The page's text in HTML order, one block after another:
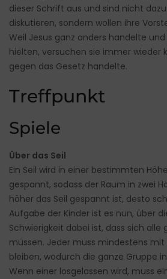
dieser Schrift aus und sind nicht
diskutieren, sondern wollen ihre
Weil Jesus ganz anders handelte
hielten, versuchen sie immer wieder
gegen das Gesetz handelte.
Treffpunkt
Spiele
Über das Seil
Ein Seil wird in einer bestimmten
gespannt, sodass der Raum in zwei
höher das Seil gespannt ist, desto
Aufgabe der Kinder ist es nun, über
Schwierigkeit dabei ist, dass sich alle
müssen. Jeder muss mindestens
bleiben, wodurch die ganze Gruppe
Wenn einer losgelassen wird, muss